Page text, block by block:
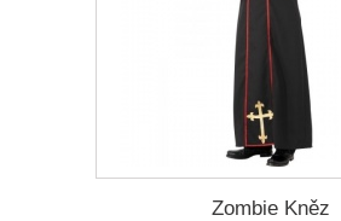
Zombie Kněz